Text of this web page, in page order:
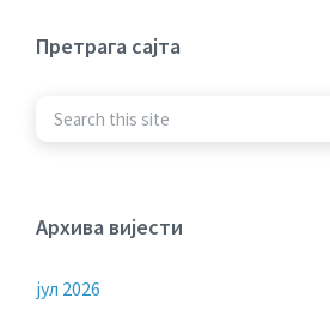
Претрага сајта
Архива вијести
јул 2026